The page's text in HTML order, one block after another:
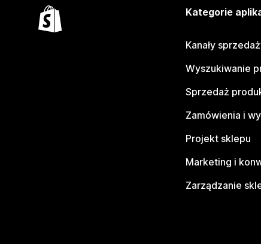
Kategorie
Kanały
Wyszukiwanie
Sprzedaż
Zamówienia i
Projekt sklepu
Marketing i
Zarządzanie